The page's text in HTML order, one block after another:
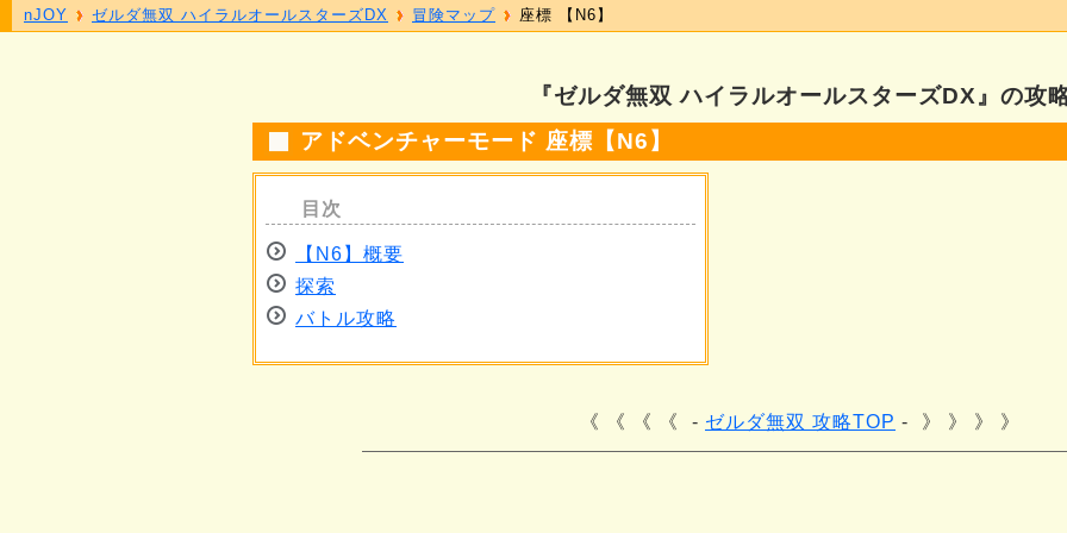
『ゼルダ無双 ハイラルオールスターズDX』の攻
アドベンチャーモード 座標【N6】
【N6】概要
探索
バトル攻略
《 《 《 ゼルダ無双 攻略TOP 》 》 》
nJOY ゼルダ無双 ハイラルオールスターズDX 冒険マップ 座標 【N6】